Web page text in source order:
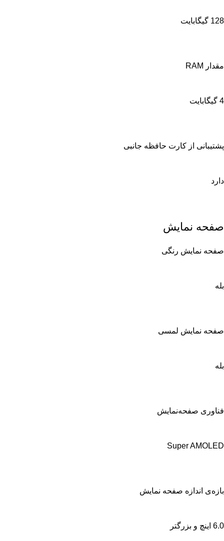
128 گیگابایت
مقدار RAM
4 گیگابایت
پشتیبانی از کارت حافظه جانبی
دارد
صفحه نمایش
صفحه نمایش رنگی
بله
صفحه نمایش لمسی
بله
فناوری صفحه‌نمایش
Super AMOLED
بازه‌ی اندازه صفحه نمایش
6.0 اینچ و بزرگتر